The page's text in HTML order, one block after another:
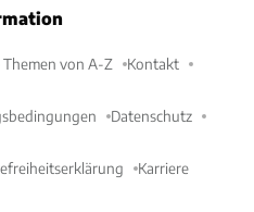
Themen von A-Z Kontakt
Datenschutz
Karriere